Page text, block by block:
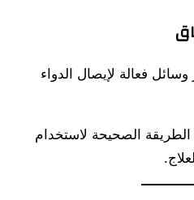
فعالة لإيصال الدواء
الصحيحة لاستخدام